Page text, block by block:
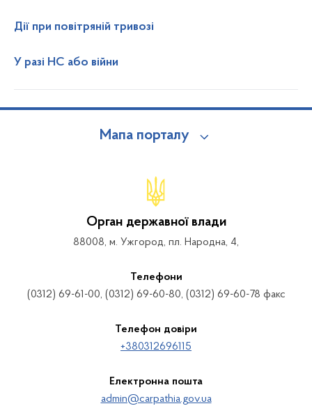
Дії при повітряній тривозі
У разі НС або війни
Мапа порталу
Орган державної влади
88008, м. Ужгород, пл. Народна, 4,
Телефони
(0312) 69-61-00, (0312) 69-60-80, (0312) 69-60-78 факс
Телефон довіри
+380312696115
Електронна пошта
admin@carpathia.gov.ua